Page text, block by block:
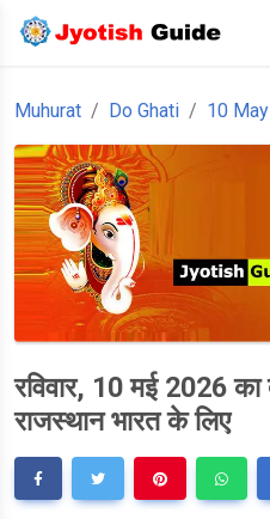
Muhurat Do Ghati 10
रविवार, 10 मई 2026 का
राजस्थान भारत के लिए